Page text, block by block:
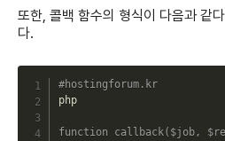
또한, 콜백 함수의 형식이 다음과 같
다.
#hostingforum.kr
php
function callback( $job,